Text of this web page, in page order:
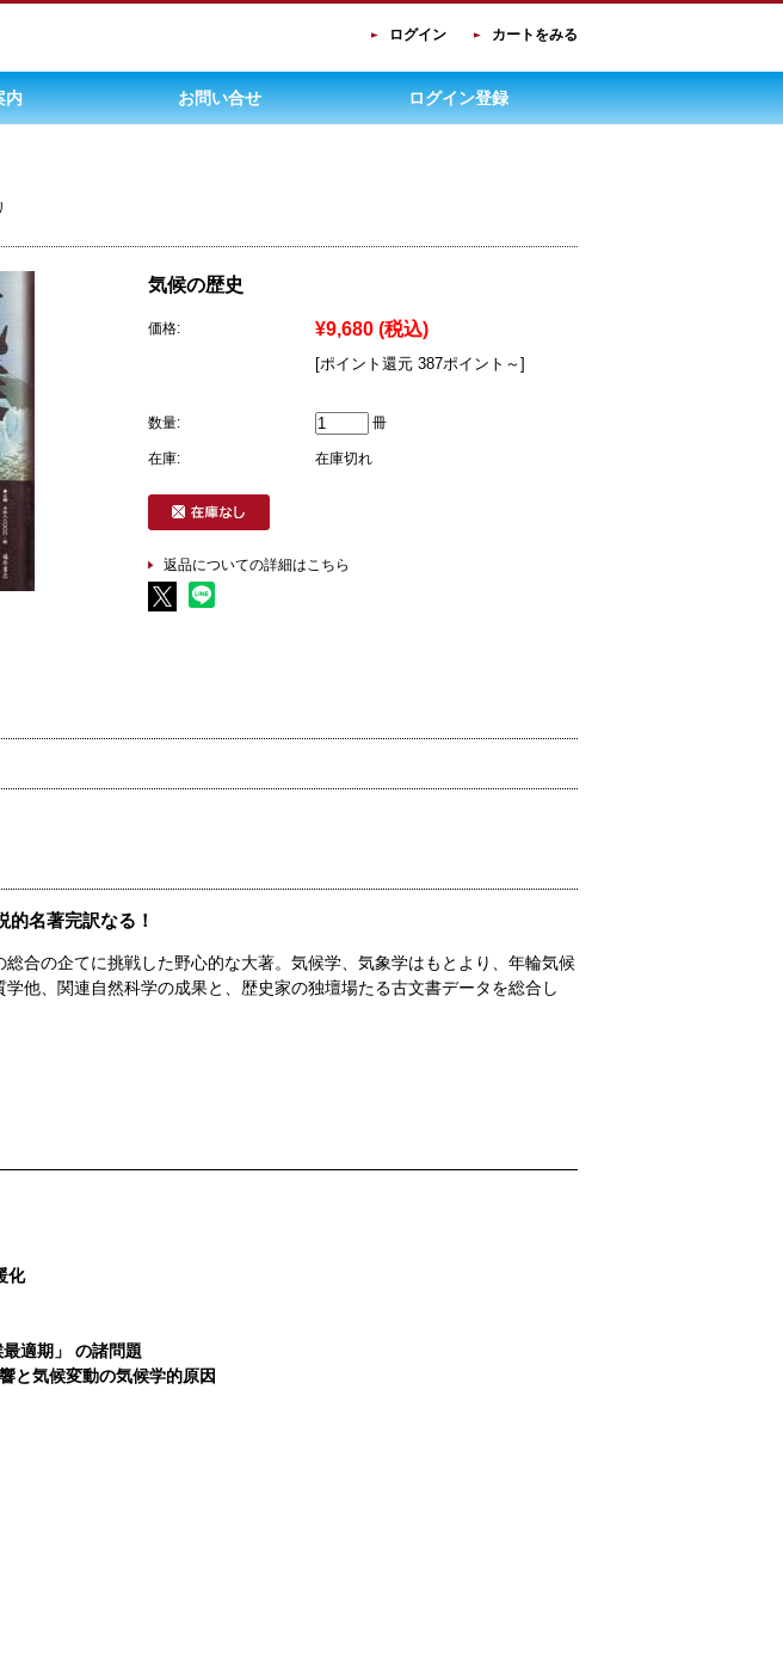
ログイン カートをみる
内 お問い合せ ログイン登録
気候の歴史
価格: ¥9,680 (税込)
[ポイント還元 387ポイント～]
数量: 冊
在庫: 在庫切れ
返品についての詳細はこちら
的名著完訳なる！
合の企てに挑戦した野心的な大著。気候学、気象学はもとより、年輪気候
他、関連自然科学の成果と、歴史家の独壇場たる古文書データを総合し
化
適期」 の諸問題
と気候変動の気候学的原因